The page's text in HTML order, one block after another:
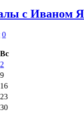
с Иваном
0
Вс
2
9
16
23
30